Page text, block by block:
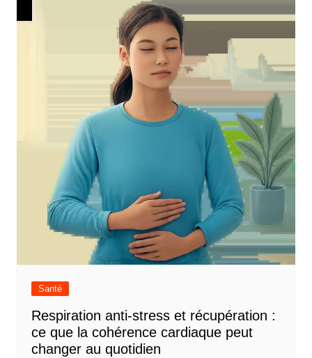
Santé
Respiration anti-stress et récupération :
ce que la cohérence cardiaque peut
changer au quotidien